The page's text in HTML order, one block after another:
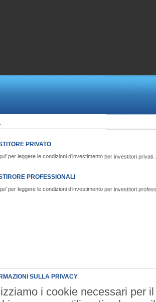
PRIVATO
per leggere le condizioni d’investimento per investitori
PROFESSIONALI
per leggere le condizioni d’investimento per investitori
SULLA PRIVACY
i cookie necessari per